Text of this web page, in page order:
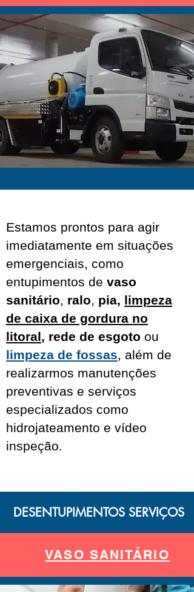
Estamos prontos para agir
imediatamente em situações
emergenciais, como
entupimentos de vaso
sanitário, ralo, pia, limpeza
de caixa de gordura no
litoral, rede de esgoto ou
limpeza de fossas, além de
realizarmos manutenções
preventivas e serviços
especializados como
hidrojateamento e vídeo
inspeção.
DESENTUPIMENTOS SERVIÇOS
VASO SANITÁRIO